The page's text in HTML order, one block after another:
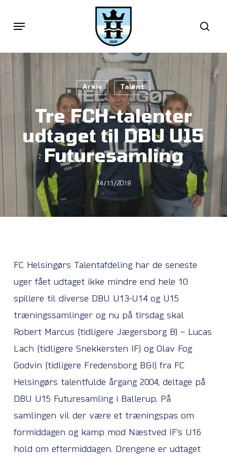
content
Menu
Arkiv Talent
Tre FCH-talenter
udtaget til DBU U15
Futuresamling
14/11/2018
FC Helsingørs Talentafdeling har de seneste
uger fået udtaget ikke mindre end hele 10
spillere til diverse DBU U13-U14 og U15
træningssamlinger og nu på tirsdag skal
Robert Marcus (tidligere Jægersborg B) – Lucas
Lach (tidligere Snekkersten IF) og Olav Fog
Godvin (tidligere Fredensborg B&I) fra FC
Helsingørs talentfulde årgang 2004, deltage på
DBU U15 Futuresamling i Ballerup. På
samlingen vil der være et træningspas om
formiddagen og kamp mod Næstved IF’s U16
hold om eftermiddagen. Drengene er udtaget